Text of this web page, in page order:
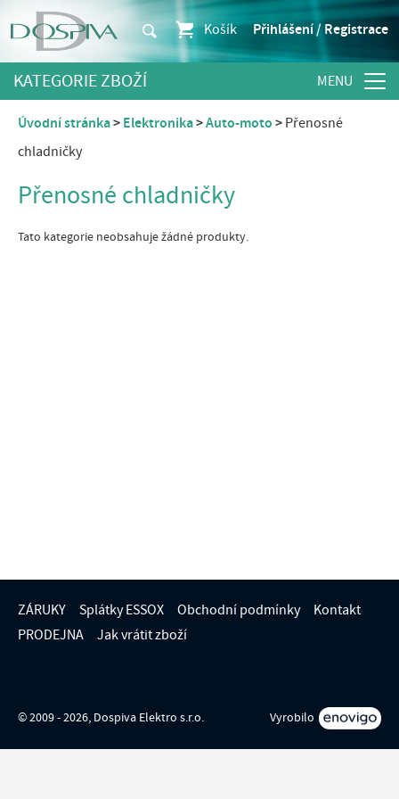
Košík Přihlášení / Registrace
KATEGORIE ZBOŽÍ
Úvodní stránka Elektronika Auto-moto
Přenosné
chladničky
Přenosné chladničky
Tato kategorie neobsahuje žádné produkty.
ZÁRUKY Splátky ESSOX Obchodní podmínky
Kontakt
PRODEJNA
Jak vrátit zboží
© 2009 - 2026, Dospiva Elektro s.r.o. Vyrobilo